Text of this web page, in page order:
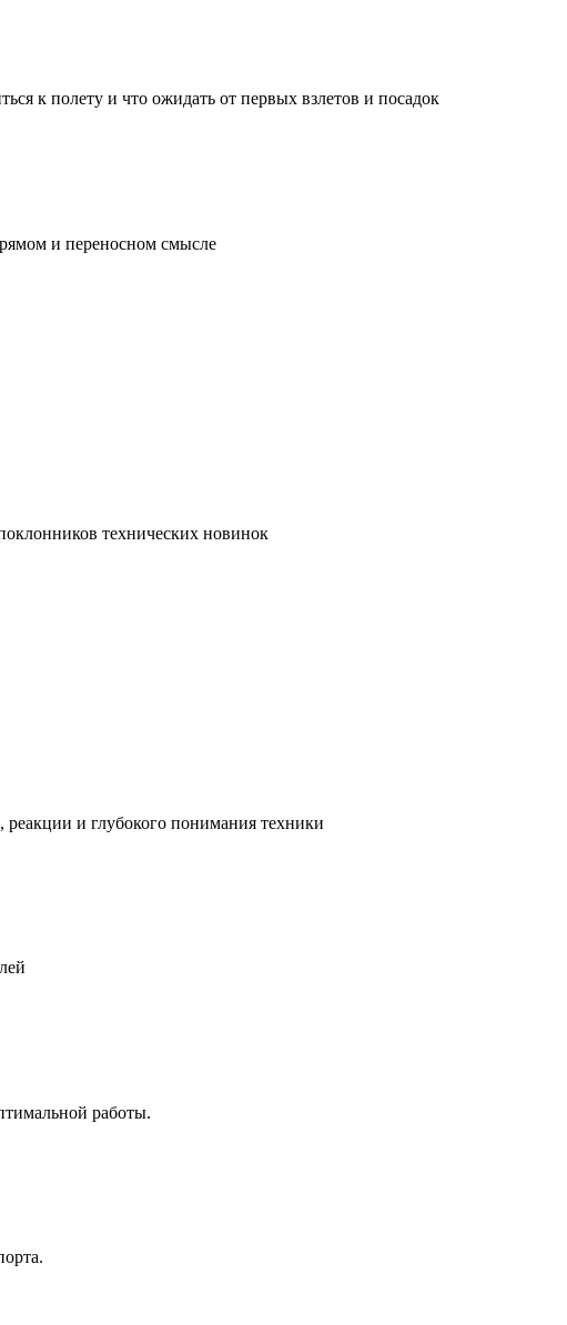
к полету и что ожидать от первых взлетов и посадок
и переносном смысле
технических новинок
и глубокого понимания техники
работы.